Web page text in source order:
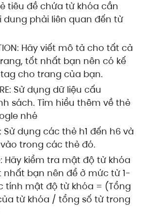
tiêu đề chứa từ khóa cần
dung phải liên quan đến từ
Hãy viết mô tả cho tất cả
tốt nhất bạn nên có kế
cho trang của bạn.
Sử dụng dữ liệu cấu
sách. Tìm hiểu thêm về thẻ
nhé
Sử dụng các thẻ h1 đến h6 và
trong các thẻ đó.
Hãy kiểm tra mật độ từ khóa
bạn nên để ở mức từ 1-
tính mật độ từ khóa = (Tổng
từ khóa / tổng số từ trong